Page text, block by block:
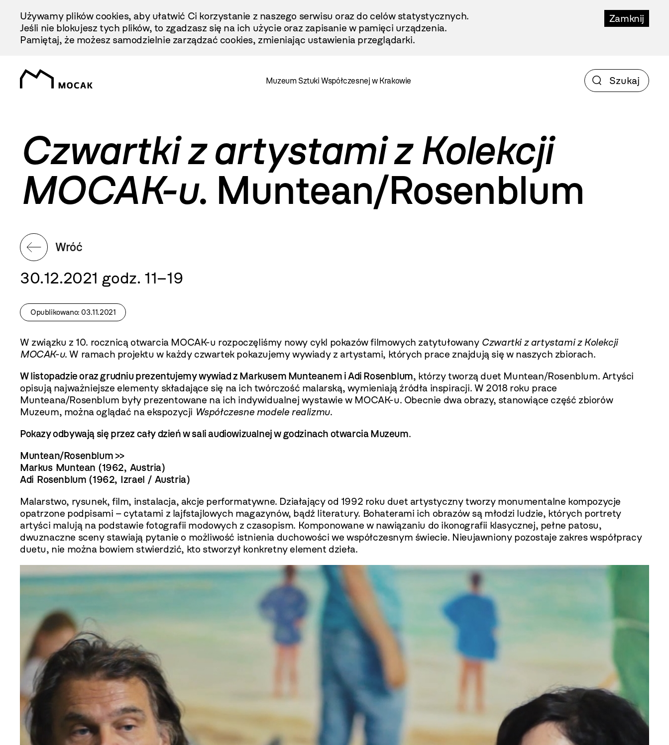
Treści
Zamknij
Używamy plików cookies, aby ułatwić Ci korzystanie z naszego serwisu oraz do celów statystycznych.
Jeśli nie blokujesz tych plików, to zgadzasz się na ich użycie oraz zapisanie w pamięci urządzenia.
Pamiętaj, że możesz samodzielnie zarządzać cookies, zmieniając ustawienia przeglądarki.
Muzeum Sztuki Współczesnej w Krakowie
Czwartki z artystami z Kolekcji
MOCAK-u. Muntean/Rosenblum
Wróć
30.12.2021 godz. 11–19
Opublikowano: 03.11.2021
W związku z 10. rocznicą otwarcia MOCAK-u rozpoczęliśmy nowy cykl pokazów filmowych zatytułowanyCzwartki z artystami z Kolekcji
MOCAK-u. W ramach projektu w każdy czwartek pokazujemy wywiady z artystami, których prace znajdują się w naszych zbiorach.
W listopadzie oraz grudniu prezentujemy wywiad z Markusem Munteanem i Adi Rosenblum, którzy tworzą duet Muntean/Rosenblum. Artyści
opisują najważniejsze elementy składające się na ich twórczość malarską, wymieniają źródła inspiracji. W 2018 roku prace
Munteana/Rosenblum były prezentowane na ich indywidualnej wystawie w MOCAK-u. Obecnie dwa obrazy, stanowiące część zbiorów
Muzeum, można oglądać na ekspozycji Współczesne modele realizmu.
Pokazy odbywają się przez cały dzień w sali audiowizualnej w godzinach otwarcia Muzeum.
Muntean/Rosenblum >>
Markus Muntean (1962, Austria)
Adi Rosenblum (1962, Izrael / Austria)
Malarstwo, rysunek, film, instalacja, akcje performatywne. Działający od 1992 roku duet artystyczny tworzy monumentalne kompozycje
opatrzone podpisami – cytatami z lajfstajlowych magazynów, bądź literatury. Bohaterami ich obrazów są młodzi ludzie, których portrety
artyści malują na podstawie fotografii modowych z czasopism. Komponowane w nawiązaniu do ikonografii klasycznej, pełne patosu,
dwuznaczne sceny stawiają pytanie o możliwość istnienia duchowości we współczesnym świecie. Nieujawniony pozostaje zakres współpracy
duetu, nie można bowiem stwierdzić, kto stworzył konkretny element dzieła.